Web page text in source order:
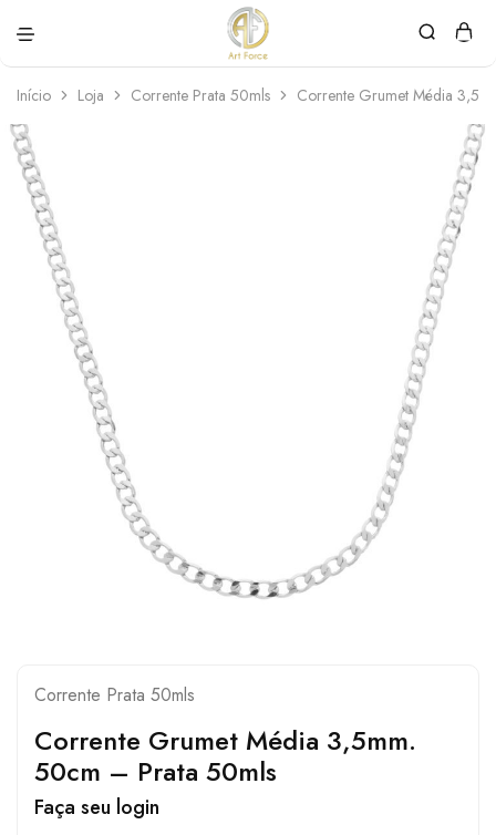
Force
personalizadas
Início Loja Corrente Prata 50mls Corrente Grumet Média
Corrente Prata 50mls
Corrente Grumet Média 3,5mm.
50cm – Prata 50mls
Faça seu login